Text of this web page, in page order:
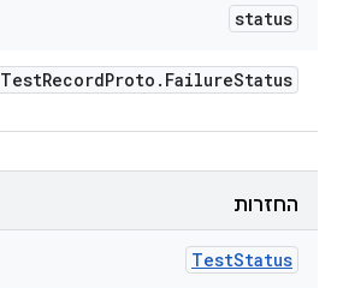
status
TestRecordProto . FailureStatus
החזרות
TestStatus